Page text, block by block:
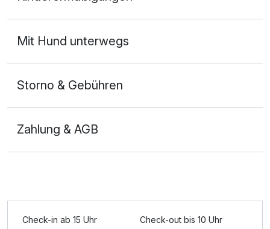
Für 8 Tage 833,00 €
Mit Hund unterwegs
Storno & Gebühren
Zahlung & AGB
Check-in ab 15 Uhr Check-out bis 10 Uhr